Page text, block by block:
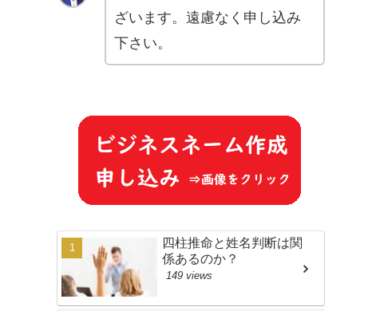
ざいます。遠慮なく申し込み
下さい。
四柱推命と姓名判断は関
係あるのか？
149 views